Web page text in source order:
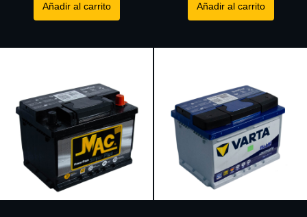
Añadir al carrito Añadir al carrito